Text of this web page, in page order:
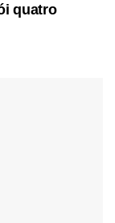
quatro